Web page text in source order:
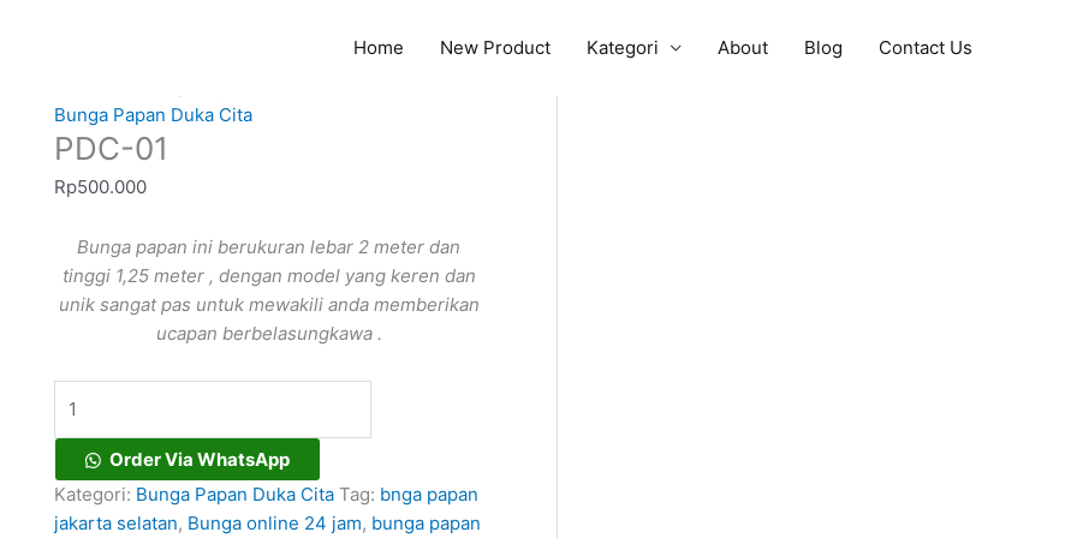
Home New Product Kategori About Blog
Contact Us
Bunga Papan Duka Cita
PDC-01
Rp500.000
Bunga papan ini berukuran lebar 2 meter dan
tinggi 1,25 meter , dengan model yang keren dan
unik sangat pas untuk mewakili anda memberikan
ucapan berbelasungkawa .
PDC-
01
Order Via WhatsApp
Kategori: Bunga Papan Duka Cita Tag: bnga papan
jakarta selatan, Bunga online 24 jam, bunga papan